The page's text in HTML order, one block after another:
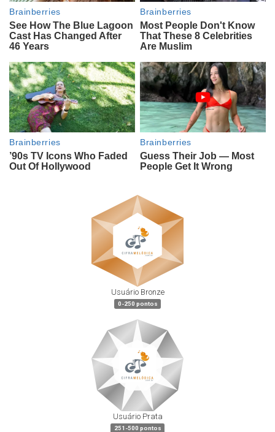
Usuário Bronze
0-250 pontos
Usuário Prata
251-500 pontos